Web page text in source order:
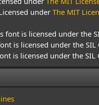
under The MIT
font is licensed under the
is licensed under the SIL
is licensed under the SIL